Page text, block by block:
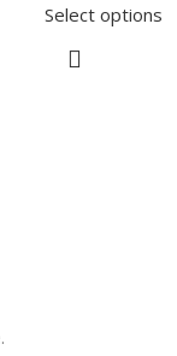
Select options